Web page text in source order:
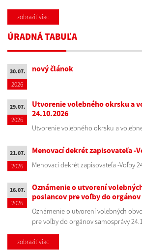
zobraziť viac
ÚRADNÁ TABUĽA
30.07.
2026
nový článok
29.07.
2026
Utvorenie volebného okrsku a
24.10.2026
Utvorenie volebného okrsku a
21.07.
2026
Menovací dekrét zapisovateľa -
Menovací dekrét zapisovateľa -Voľby
16.07.
2026
Oznámenie o utvorení
poslancov pre voľby do
Oznámenie o utvorení volebných
pre voľby do orgánov samosprávy
zobraziť viac